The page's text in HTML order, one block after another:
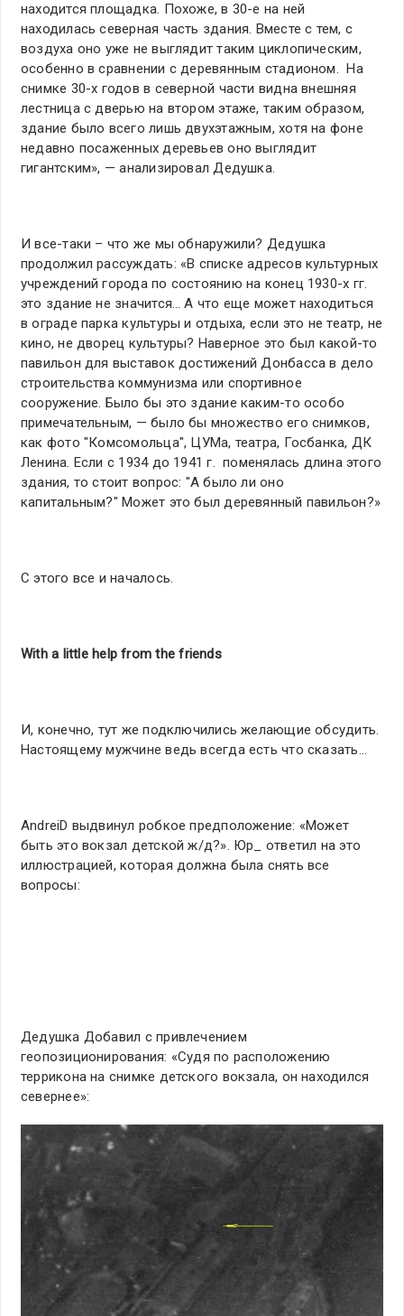
находится площадка. Похоже, в 30-е на ней
находилась северная часть здания. Вместе с тем, с
воздуха оно уже не выглядит таким циклопическим,
особенно в сравнении с деревянным стадионом. На
снимке 30-х годов в северной части видна внешняя
лестница с дверью на втором этаже, таким образом,
здание было всего лишь двухэтажным, хотя на фоне
недавно посаженных деревьев оно выглядит
гигантским», — анализировал Дедушка.
И все-таки – что же мы обнаружили? Дедушка
продолжил рассуждать: «В списке адресов культурных
учреждений города по состоянию на конец 1930-х гг.
это здание не значится… А что еще может находиться
в ограде парка культуры и отдыха, если это не театр, не
кино, не дворец культуры? Наверное это был какой-то
павильон для выставок достижений Донбасса в дело
строительства коммунизма или спортивное
сооружение. Было бы это здание каким-то особо
примечательным, — было бы множество его снимков,
как фото "Комсомольца", ЦУМа, театра, Госбанка, ДК
Ленина. Если с 1934 до 1941 г. поменялась длина этого
здания, то стоит вопрос: "А было ли оно
капитальным?" Может это был деревянный павильон?»
С этого все и началось.
With a little help from the friends
И, конечно, тут же подключились желающие обсудить.
Настоящему мужчине ведь всегда есть что сказать…
AndreiD выдвинул робкое предположение: «Может
быть это вокзал детской ж/д?». Юр_ ответил на это
иллюстрацией, которая должна была снять все
вопросы:
Дедушка Добавил с привлечением
геопозиционирования: «Судя по расположению
террикона на снимке детского вокзала, он находился
севернее»: